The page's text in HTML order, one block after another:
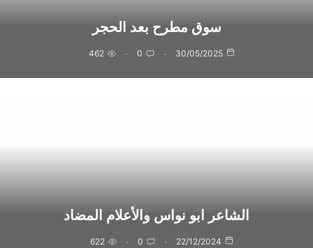
سوق مطرح بعد الحجر
30/05/2025
0
462
الشاعر ابو نواس والأعلام المضاد
22/12/2024
0
622